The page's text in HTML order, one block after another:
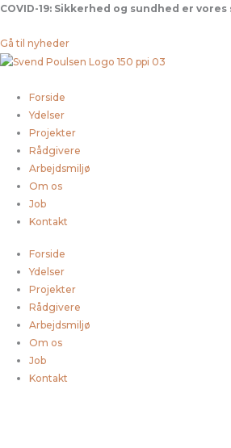
Gå
indholdet
COVID-19: Sikkerhed og sundhed er
Gå til nyheder
Forside
Ydelser
Projekter
Rådgivere
Arbejdsmiljø
Om os
Job
Kontakt
Forside
Ydelser
Projekter
Rådgivere
Arbejdsmiljø
Om os
Job
Kontakt